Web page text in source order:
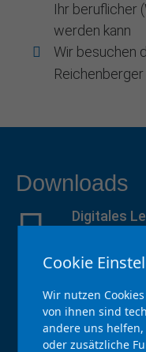
Ihr beruflicher
werden kann
Wir besuchen
Downloads
Digitales
Flyer des
Digitales
1.55 MB
Handzettel
Cookie
Wir nutzen
von ihnen sind
andere uns
oder zusätzliche